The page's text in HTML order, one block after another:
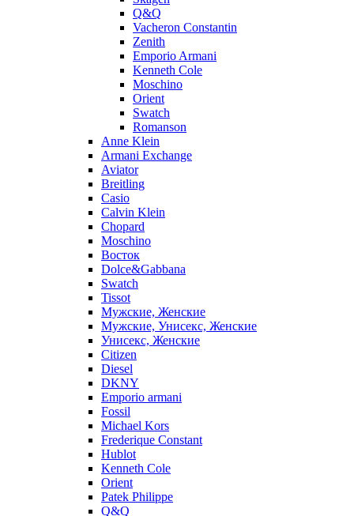
Q&Q
Vacheron Constantin
Zenith
Emporio Armani
Kenneth Cole
Moschino
Orient
Swatch
Romanson
Anne Klein
Armani Exchange
Aviator
Breitling
Casio
Calvin Klein
Chopard
Moschino
Восток
Dolce&Gabbana
Swatch
Tissot
Мужские, Женские
Мужские, Унисекс, Женские
Унисекс, Женские
Citizen
Diesel
DKNY
Emporio armani
Fossil
Michael Kors
Frederique Constant
Hublot
Kenneth Cole
Orient
Patek Philippe
Q&Q